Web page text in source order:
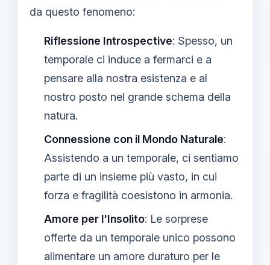
da questo fenomeno:
Riflessione Introspective: Spesso, un
temporale ci induce a fermarci e a
pensare alla nostra esistenza e al
nostro posto nel grande schema della
natura.
Connessione con il Mondo Naturale:
Assistendo a un temporale, ci sentiamo
parte di un insieme più vasto, in cui
forza e fragilità coesistono in armonia.
Amore per l'Insolito: Le sorprese
offerte da un temporale unico possono
alimentare un amore duraturo per le